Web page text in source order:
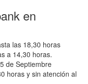
en
las 18,30 horas
a 14,30 horas.
de Septiembre
horas y sin atención al